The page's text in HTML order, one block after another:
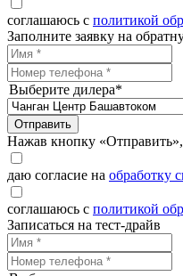
соглашаюсь с политикой
Заполните заявку на
Выберите дилера*
Отправить
Нажав кнопку «Отправить»,
даю согласие на обработку
соглашаюсь с политикой
Записаться на тест-драйв